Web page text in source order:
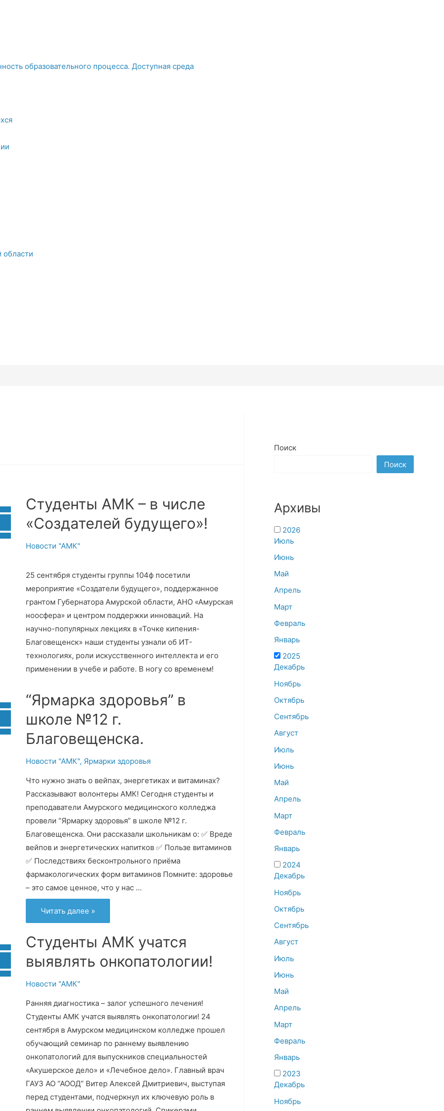
образовательного процесса. Доступная среда
области
Студенты АМК – в числе
«Создателей будущего»!
Новости "АМК"
25 сентября студенты группы 104ф посетили
мероприятие «Создатели будущего», поддержанное
грантом Губернатора Амурской области, АНО «Амурская
ноосфера» и центром поддержки инноваций. На
научно-популярных лекциях в «Точке кипения-
Благовещенск» наши студенты узнали об ИТ-
технологиях, роли искусственного интеллекта и его
применении в учебе и работе. В ногу со временем!
“Ярмарка здоровья” в
школе №12 г.
Благовещенска.
Новости "АМК", Ярмарки здоровья
Что нужно знать о вейпах, энергетиках и витаминах?
Рассказывают волонтеры АМК! Сегодня студенты и
преподаватели Амурского медицинского колледжа
провели “Ярмарку здоровья” в школе №12 г.
Благовещенска. Они рассказали школьникам о: ✅ Вреде
вейпов и энергетических напитков ✅ Пользе витаминов
✅ Последствиях бесконтрольного приёма
фармакологических форм витаминов Помните: здоровье
– это самое ценное, что у нас …
“Ярмарка
здоровья”
в
№12
Благовещенска.
Читать далее »
Студенты АМК учатся
выявлять онкопатологии!
Новости "АМК"
Ранняя диагностика – залог успешного лечения!
Студенты АМК учатся выявлять онкопатологии! 24
сентября в Амурском медицинском колледже прошел
обучающий семинар по раннему выявлению
онкопатологий для выпускников специальностей
«Акушерское дело» и «Лечебное дело». Главный врач
ГАУЗ АО “АООД” Витер Алексей Дмитриевич, выступая
перед студентами, подчеркнул их ключевую роль в
Поиск
Поиск
Архивы
2026
Июль
Июнь
Май
Апрель
Март
Февраль
Январь
2025
Декабрь
Ноябрь
Октябрь
Сентябрь
Август
Июль
Июнь
Май
Апрель
Март
Февраль
Январь
2024
Декабрь
Ноябрь
Октябрь
Сентябрь
Август
Июль
Июнь
Май
Апрель
Март
Февраль
Январь
2023
Декабрь
Ноябрь